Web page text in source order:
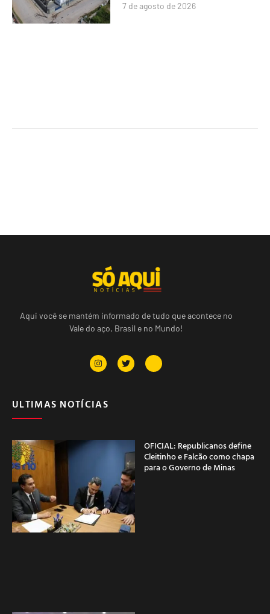
7 de agosto de 2026
Aqui você se mantém informado de tudo que acontece no
Vale do aço, Brasil e no Mundo!
ULTIMAS NOTÍCIAS
OFICIAL: Republicanos define
Cleitinho e Falcão como chapa
para o Governo de Minas